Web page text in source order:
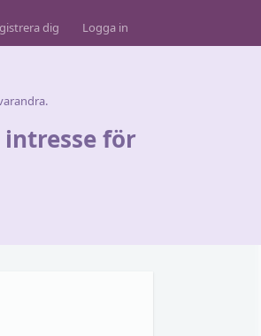
dig Logga in
för